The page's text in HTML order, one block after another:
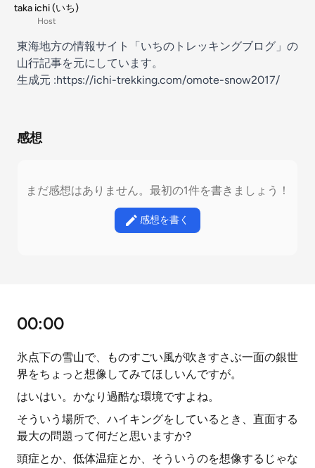
taka ichi (いち)
Host
東海地方の情報サイト「いちのトレッキングブログ」の
山行記事を元にしています。
生成元 :https://ichi-trekking.com/omote-snow2017/
感想
まだ感想はありません。最初の1件を書きましょう！
感想を書く
00:00
氷点下の雪山で、ものすごい風が吹きすさぶ一面の銀世
界をちょっと想像してみてほしいんですが。
はいはい。かなり過酷な環境ですよね。
そういう場所で、ハイキングをしているとき、直面する
最大の問題って何だと思いますか?
頭症とか、低体温症とか、そういうのを想像するじゃな